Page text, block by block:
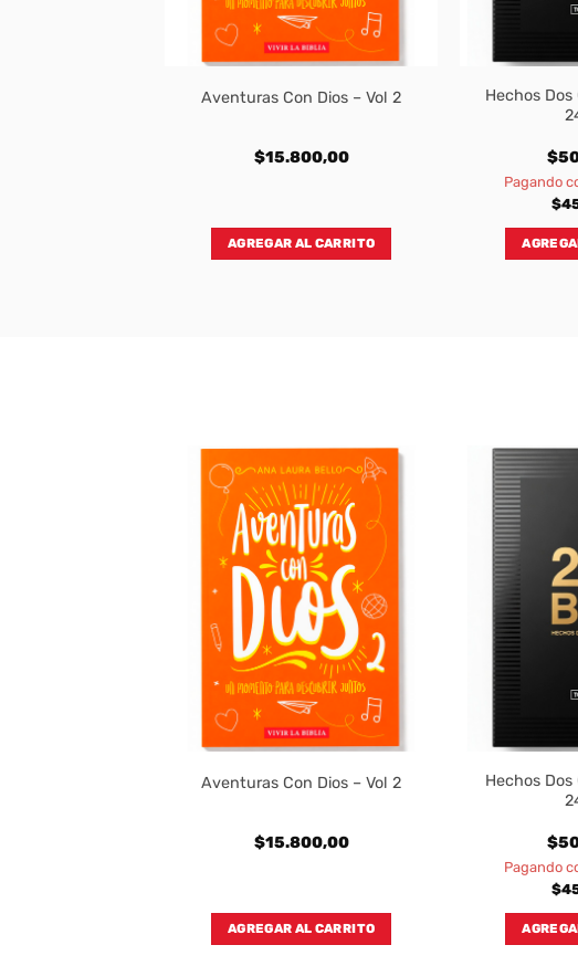
Aventuras Con Dios – Vol 2
$15.800,00
AGREGAR AL CARRITO
Hechos
$
Pagando
$
Aventuras Con Dios – Vol 2
$15.800,00
AGREGAR AL CARRITO
Hechos
$
Pagando
$